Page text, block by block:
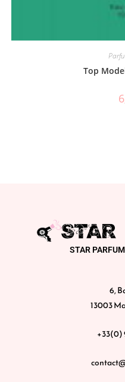
Top
STAR
6,
13003
+33(0)